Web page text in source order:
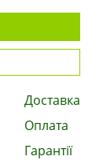
Доставка
Оплата
Гарантії